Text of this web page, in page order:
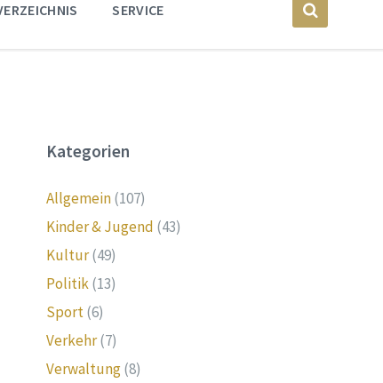
SERVICE
Kategorien
Allgemein(107)
Kinder & Jugend (43)
Kultur(49)
Politik(13)
Sport(6)
Verkehr(7)
Verwaltung(8)